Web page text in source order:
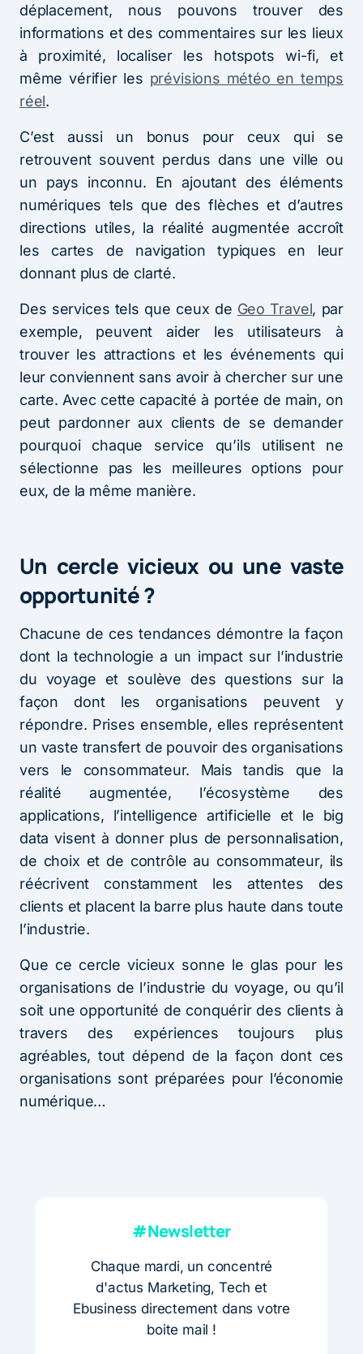
déplacement, nous pouvons trouver des
informations et des commentaires sur les lieux
à proximité, localiser les hotspots wi-fi, et
même vérifier les prévisions météo en temps
réel.
C’est aussi un bonus pour ceux qui se
retrouvent souvent perdus dans une ville ou
un pays inconnu. En ajoutant des éléments
numériques tels que des flèches et d’autres
directions utiles, la réalité augmentée accroît
les cartes de navigation typiques en leur
donnant plus de clarté.
Des services tels que ceux de Geo Travel, par
exemple, peuvent aider les utilisateurs à
trouver les attractions et les événements qui
leur conviennent sans avoir à chercher sur une
carte. Avec cette capacité à portée de main, on
peut pardonner aux clients de se demander
pourquoi chaque service qu’ils utilisent ne
sélectionne pas les meilleures options pour
eux, de la même manière.
Un cercle vicieux ou une vaste
opportunité ?
Chacune de ces tendances démontre la façon
dont la technologie a un impact sur l’industrie
du voyage et soulève des questions sur la
façon dont les organisations peuvent y
répondre. Prises ensemble, elles représentent
un vaste transfert de pouvoir des organisations
vers le consommateur. Mais tandis que la
réalité augmentée, l’écosystème des
applications, l’intelligence artificielle et le big
data visent à donner plus de personnalisation,
de choix et de contrôle au consommateur, ils
réécrivent constamment les attentes des
clients et placent la barre plus haute dans toute
l’industrie.
Que ce cercle vicieux sonne le glas pour les
organisations de l’industrie du voyage, ou qu’il
soit une opportunité de conquérir des clients à
travers des expériences toujours plus
agréables, tout dépend de la façon dont ces
organisations sont préparées pour l’économie
numérique…
#Newsletter
Chaque mardi, un concentré
d'actus Marketing, Tech et
Ebusiness directement dans votre
boite mail !